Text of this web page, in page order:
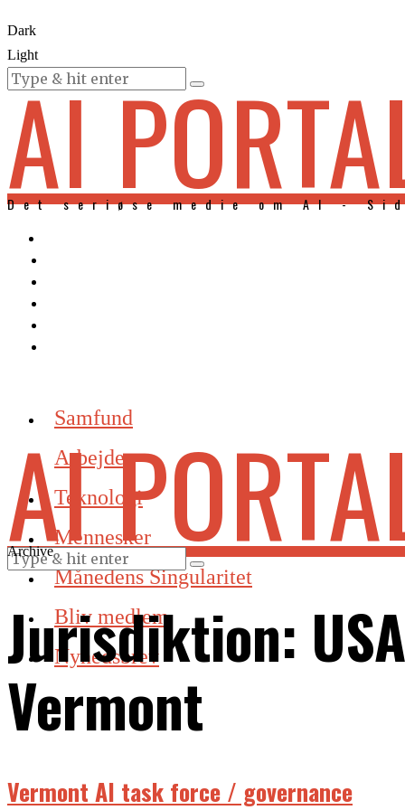
Dark
Light
KURSER
AI
Det seriøse medie om AI -
Samfund
Arbejde
Teknologi
Mennesker
Månedens Singularitet
Bliv medlem
Nyhedsbrev
AI
Archive
Jurisdiktion:
Vermont
Vermont AI task force / governance